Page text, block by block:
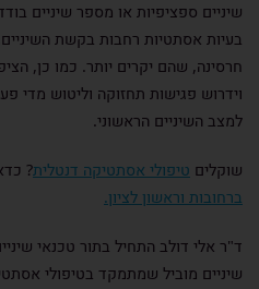
שיניים ספציפיות או מספר שיניים
בעיות אסתטיות רחבות בקשת
חרסינה, שהם יקרים יותר. כמו כן,
וידרוש פגישות תחזוקה וליטוש מדי
למצב השיניים הראשוני.
שוקלים טיפולי אסתטיקה דנטלית?
ברחובות וראשון לציון.
ד"ר אלי דולב התחיל בתור טכנאי
שיניים מוביל שמתמקד בטיפולי